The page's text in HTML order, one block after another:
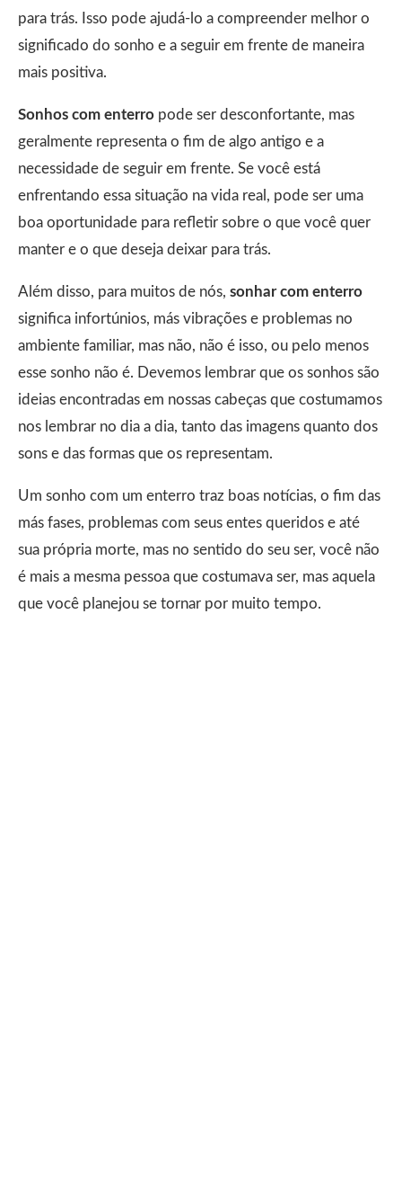
para trás. Isso pode ajudá-lo a compreender melhor o
significado do sonho e a seguir em frente de maneira
mais positiva.
Sonhos com enterro pode ser desconfortante, mas
geralmente representa o fim de algo antigo e a
necessidade de seguir em frente. Se você está
enfrentando essa situação na vida real, pode ser uma
boa oportunidade para refletir sobre o que você quer
manter e o que deseja deixar para trás.
Além disso, para muitos de nós, sonhar com enterro
significa infortúnios, más vibrações e problemas no
ambiente familiar, mas não, não é isso, ou pelo menos
esse sonho não é. Devemos lembrar que os sonhos são
ideias encontradas em nossas cabeças que costumamos
nos lembrar no dia a dia, tanto das imagens quanto dos
sons e das formas que os representam.
Um sonho com um enterro traz boas notícias, o fim das
más fases, problemas com seus entes queridos e até
sua própria morte, mas no sentido do seu ser, você não
é mais a mesma pessoa que costumava ser, mas aquela
que você planejou se tornar por muito tempo.